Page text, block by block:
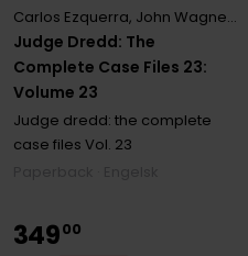
Judge Dredd: The
Complete Case Files 23:
Volume 23
Carlos Ezquerra, John Wagner ,
Judge dredd: the complete
case files Vol. 23
34900